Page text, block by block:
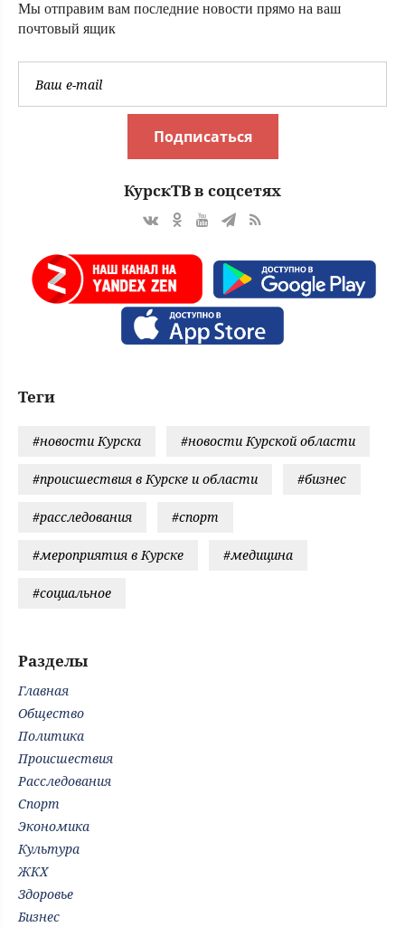
Мы отправим вам последние новости прямо на ваш
почтовый ящик
Подписаться
КурскТВ в соцсетях
Теги
#новости Курска #новости Курской области
#происшествия в Курске и области #бизнес
#расследования #спорт
#мероприятия в Курске #медицина
#социальное
Разделы
Главная
Общество
Политика
Происшествия
Расследования
Спорт
Экономика
Культура
ЖКХ
Здоровье
Бизнес